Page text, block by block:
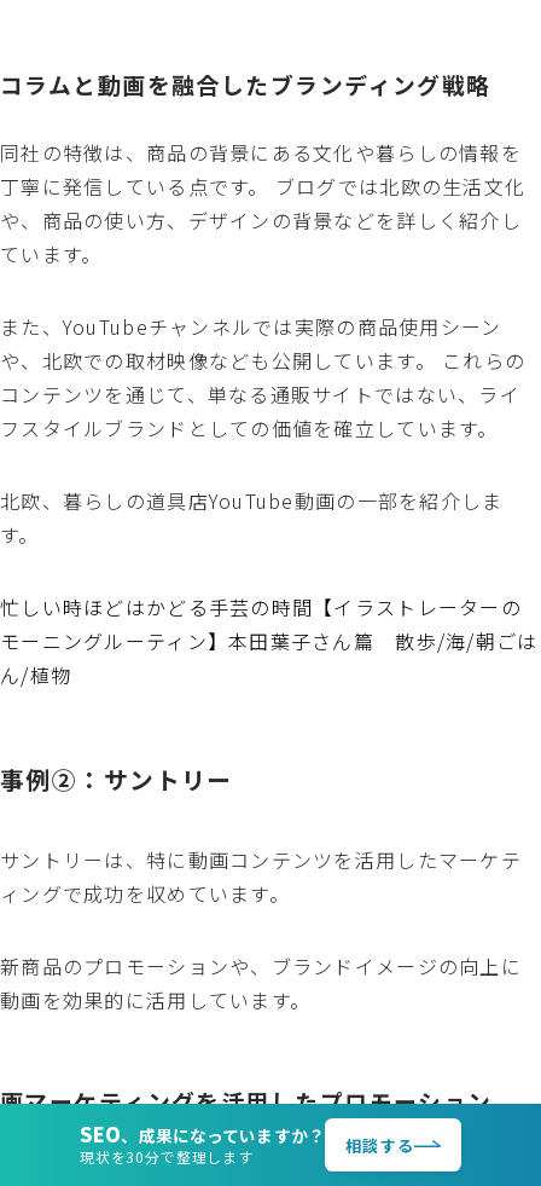
コラムと動画を融合したブランディング戦略
同社の特徴は、商品の背景にある文化や暮らしの情報を
丁寧に発信している点です。 ブログでは北欧の生活文化
や、商品の使い方、デザインの背景などを詳しく紹介し
ています。
また、YouTubeチャンネルでは実際の商品使用シーン
や、北欧での取材映像なども公開しています。 これらの
コンテンツを通じて、単なる通販サイトではない、ライ
フスタイルブランドとしての価値を確立しています。
北欧、暮らしの道具店YouTube動画の一部を紹介しま
す。
忙しい時ほどはかどる手芸の時間【イラストレーターの
モーニングルーティン】本田葉子さん篇 散歩/海/朝ごは
ん/植物
事例②：サントリー
サントリー は、特に動画コンテンツを活用したマーケテ
ィングで成功を収めています。
新商品のプロモーションや、ブランドイメージの向上に
動画を効果的に活用しています。
画マーケティングを活用したプロモーション
同社の特徴は、話題性の高い動画コンテンツを継続的に
SEO、成果になっていますか？
現状を30分で整理します 相談する